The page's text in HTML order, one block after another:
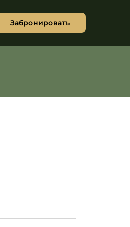
Забронировать